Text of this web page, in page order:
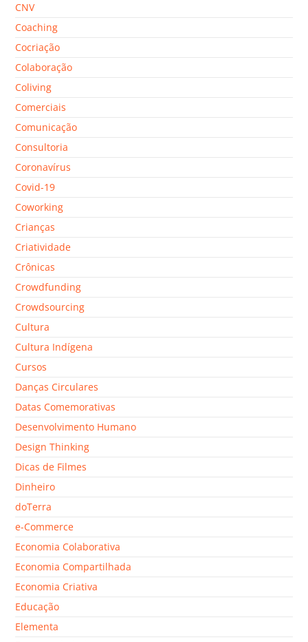
CNV
Coaching
Cocriação
Colaboração
Coliving
Comerciais
Comunicação
Consultoria
Coronavírus
Covid-19
Coworking
Crianças
Criatividade
Crônicas
Crowdfunding
Crowdsourcing
Cultura
Cultura Indígena
Cursos
Danças Circulares
Datas Comemorativas
Desenvolvimento Humano
Design Thinking
Dicas de Filmes
Dinheiro
doTerra
e-Commerce
Economia Colaborativa
Economia Compartilhada
Economia Criativa
Educação
Elementa